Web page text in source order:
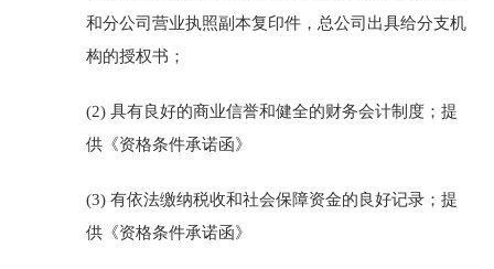
和分公司营业执照副本复印件，总公司出具给分支机
构的授权书 ；
(2)具有良好的商业信誉和健全的财务会计制度 ；提
供《资格条件承诺函》
(3)有依法缴纳税收和社会保障资金的良好记录 ；提
供《资格条件承诺函》